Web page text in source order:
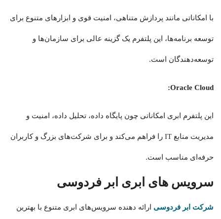
با امکاناتی مانند پردازش متناهی، امنیت قوی و ابزارهای متنوع برای
توسعه برنامه‌ها، این پلتفرم یک گزینه عالی برای سازمان‌ها و
توسعه‌دهندگان است.
Oracle Cloud:
این پلتفرم ابری امکاناتی چون پایگاه داده، تحلیل داده، امنیت و
مدیریت منابع IT را فراهم می‌کند و برای شرکت‌های بزرگ و کاربران
حرفه‌ای مناسب است.
سرویس های ابری ابر فردوسی
شرکت ابر فردوسی ارائه دهنده سرویس‌های ابری متنوع با بهترین